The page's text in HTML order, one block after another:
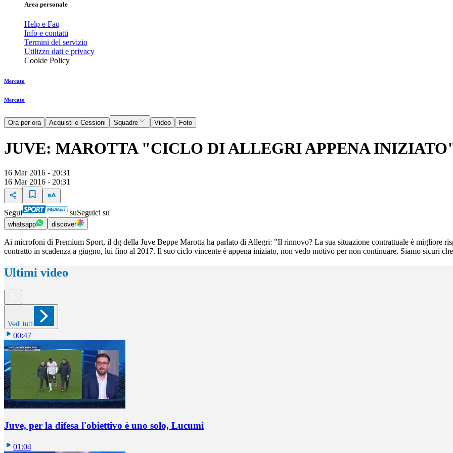
Area personale
Help e Faq
Info e contatti
Termini del servizio
Utilizzo dati e privacy
Cookie Policy
Mercato
Mercato
Ora per ora Acquisti e Cessioni Squadre Video Foto
JUVE: MAROTTA "CICLO DI ALLEGRI APPENA
16 Mar 2016 - 20:31
16 Mar 2016 - 20:31
Segui suSeguici su
whatsapp discover
Ai microfoni di Premium Sport, il dg della Juve Beppe Marotta ha parlato di Allegri: "Il rinnovo? La sua situazione contrattuale è migliore
contratto in scadenza a giugno, lui fino al 2017. Il suo ciclo vincente è appena iniziato, non vedo motivo per non continuare. Siamo sicuri
Ultimi video
Vedi tutti
00:47
Juve, per la difesa l'obiettivo è uno solo, Lucumì
01:04